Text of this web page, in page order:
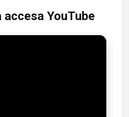
accesa YouTube